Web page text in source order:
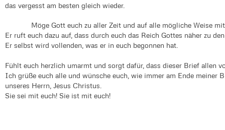
das vergesst am besten gleich wieder.
Möge Gott euch zu aller Zeit und auf alle mögliche Weise mit
Er ruft euch dazu auf, dass durch euch das Reich Gottes näher zu
Er selbst wird vollenden, was er in euch begonnen hat.
Fühlt euch herzlich umarmt und sorgt dafür, dass dieser Brief allen
Ich grüße euch alle und wünsche euch, wie immer am Ende meiner
unseres Herrn, Jesus Christus.
Sie sei mit euch! Sie ist mit euch!